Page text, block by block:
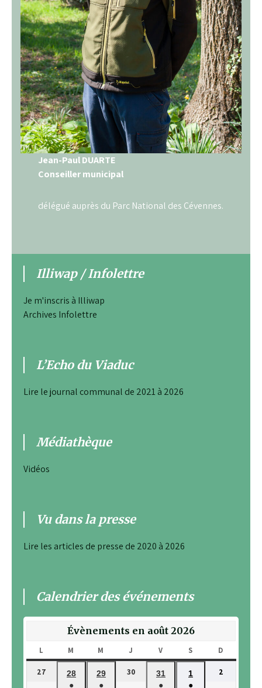
Jean-Paul DUARTE
Conseiller municipal
délégué auprès du Parc National des Cévennes.
Illiwap / Infolettre
Je m'inscris à Illiwap
Archives Infolettre
L’Echo du Viaduc
Lire le journal communal de 2021 à 2026
Médiathèque
Vidéos
Vu dans la presse
Lire les articles de presse de 2020 à 2026
Calendrier des événements
Évènements en août 2026
L M MARDIM MERCREDI
J V VENDREDI
S SAMEDID
27 28
●
29
●
30 31
●
1
●
2